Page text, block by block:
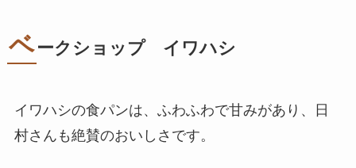
ベークショップ イワハシ
イワハシの食パンは、ふわふわで甘みがあり、日
村さんも絶賛のおいしさです。